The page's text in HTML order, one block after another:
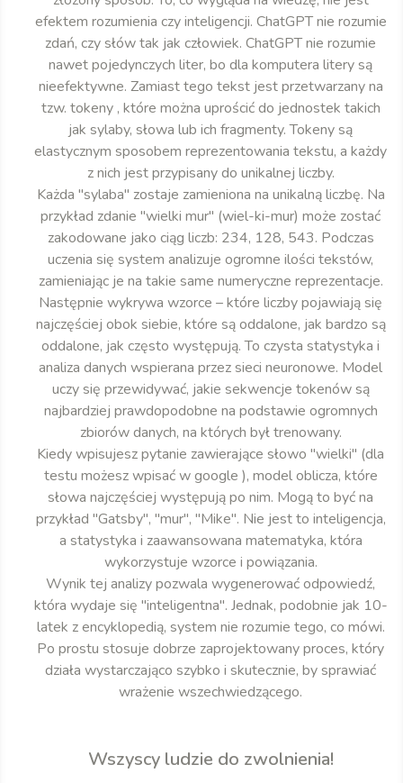
efektem rozumienia czy inteligencji. ChatGPT nie rozumie
zdań, czy słów tak jak człowiek. ChatGPT nie rozumie
nawet pojedynczych liter, bo dla komputera litery są
nieefektywne. Zamiast tego tekst jest przetwarzany na
tzw. tokeny , które można uprościć do jednostek takich
jak sylaby, słowa lub ich fragmenty. Tokeny są
elastycznym sposobem reprezentowania tekstu, a każdy
z nich jest przypisany do unikalnej liczby.
Każda "sylaba" zostaje zamieniona na unikalną liczbę. Na
przykład zdanie "wielki mur" (wiel-ki-mur) może zostać
zakodowane jako ciąg liczb: 234, 128, 543. Podczas
uczenia się system analizuje ogromne ilości tekstów,
zamieniając je na takie same numeryczne reprezentacje.
Następnie wykrywa wzorce – które liczby pojawiają się
najczęściej obok siebie, które są oddalone, jak bardzo są
oddalone, jak często występują. To czysta statystyka i
analiza danych wspierana przez sieci neuronowe. Model
uczy się przewidywać, jakie sekwencje tokenów są
najbardziej prawdopodobne na podstawie ogromnych
zbiorów danych, na których był trenowany.
Kiedy wpisujesz pytanie zawierające słowo "wielki" (dla
testu możesz wpisać w google ), model oblicza, które
słowa najczęściej występują po nim. Mogą to być na
przykład "Gatsby", "mur", "Mike". Nie jest to inteligencja,
a statystyka i zaawansowana matematyka, która
wykorzystuje wzorce i powiązania.
Wynik tej analizy pozwala wygenerować odpowiedź,
która wydaje się "inteligentna". Jednak, podobnie jak 10-
latek z encyklopedią, system nie rozumie tego, co mówi.
Po prostu stosuje dobrze zaprojektowany proces, który
działa wystarczająco szybko i skutecznie, by sprawiać
wrażenie wszechwiedzącego.
Wszyscy ludzie do zwolnienia!